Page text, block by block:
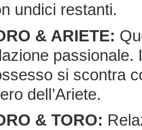
undici restanti.
& ARIETE:
passionale.
si scontra
dell’Ariete.
& TORO: